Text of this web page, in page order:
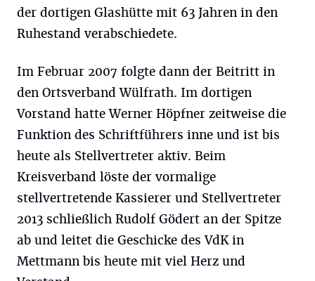
der dortigen Glashütte mit 63 Jahren in den
Ruhestand verabschiedete.
Im Februar 2007 folgte dann der Beitritt in
den Ortsverband Wülfrath. Im dortigen
Vorstand hatte Werner Höpfner zeitweise die
Funktion des Schriftführers inne und ist bis
heute als Stellvertreter aktiv. Beim
Kreisverband löste der vormalige
stellvertretende Kassierer und Stellvertreter
2013 schließlich Rudolf Gödert an der Spitze
ab und leitet die Geschicke des VdK in
Mettmann bis heute mit viel Herz und